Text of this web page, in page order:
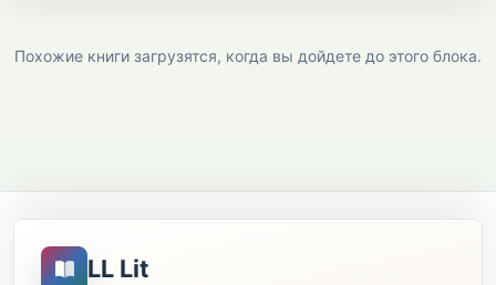
Похожие книги загрузятся, когда вы дойдете до этого блока.
LL Lit